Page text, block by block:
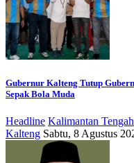
Gubernur Kalteng Tutup
Sepak Bola Muda
Headline Kalimantan Tengah
Kalteng Sabtu, 8 Agustus